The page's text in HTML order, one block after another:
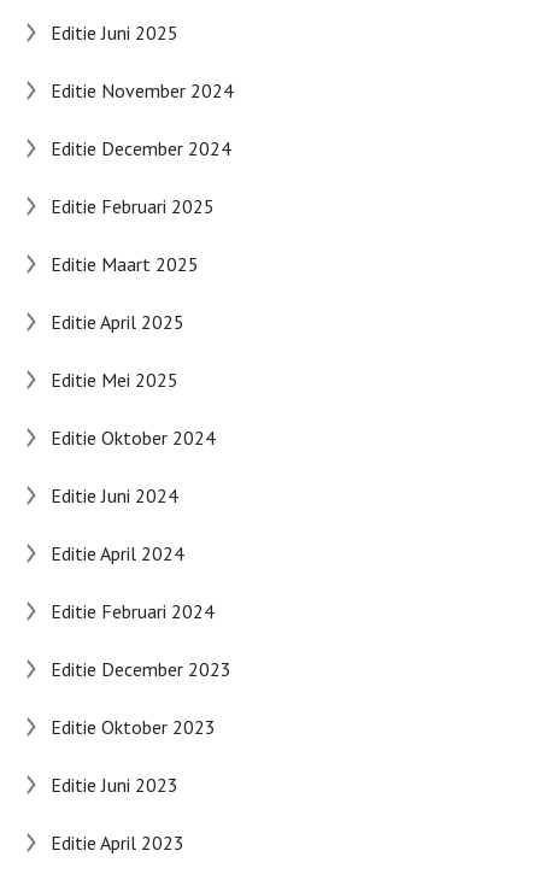
Editie Juni 2025
Editie November 2024
Editie December 2024
Editie Februari 2025
Editie Maart 2025
Editie April 2025
Editie Mei 2025
Editie Oktober 2024
Editie Juni 2024
Editie April 2024
Editie Februari 2024
Editie December 2023
Editie Oktober 2023
Editie Juni 2023
Editie April 2023